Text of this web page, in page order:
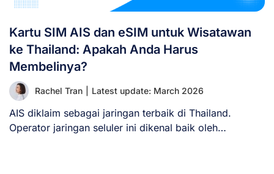
Kartu SIM AIS dan eSIM untuk Wisatawan
ke Thailand: Apakah Anda Harus
Membelinya?
Rachel Tran Latest update: March 2026
AIS diklaim sebagai jaringan terbaik di Thailand.
Operator jaringan seluler ini dikenal baik oleh